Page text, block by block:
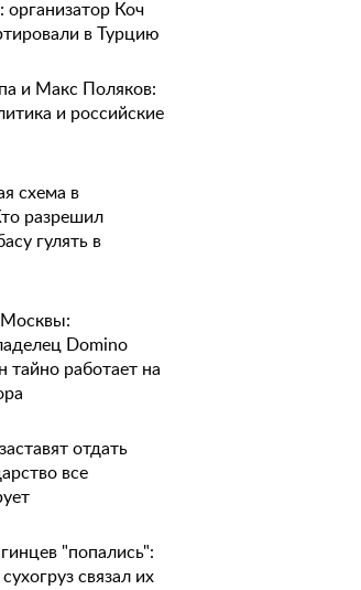
организатор Коч
в Турцию
и Макс Поляков:
и российские
схема в
разрешил
гулять в
Domino
работает на
отдать
все
"попались":
связал их